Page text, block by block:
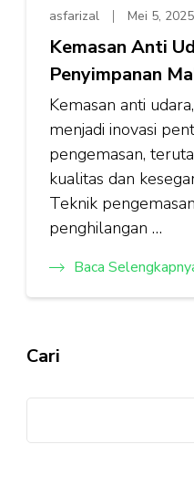
asfarizal Mei 5, 2025
Kemasan Anti
Penyimpanan
⁠Kemasan anti
menjadi inovasi
pengemasan,
kualitas dan
Teknik
penghilangan …
Baca
Cari